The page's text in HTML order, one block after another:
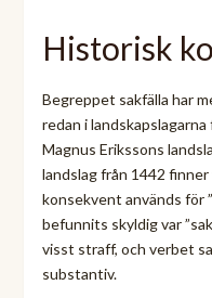
Historisk
Begreppet sakfälla har
redan i
Magnus Erikssons
landslag från 1442 finner
konsekvent används för
befunnits skyldig var
visst straff, och verbet
substantiv.